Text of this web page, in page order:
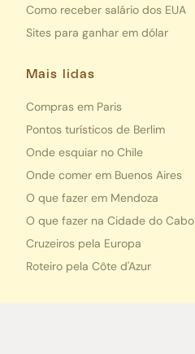
Como receber salário dos EUA
Sites para ganhar em dólar
Mais lidas
Compras em Paris
Pontos turísticos de Berlim
Onde esquiar no Chile
Onde comer em Buenos Aires
O que fazer em Mendoza
O que fazer na Cidade do Cabo
Cruzeiros pela Europa
Roteiro pela Côte d'Azur